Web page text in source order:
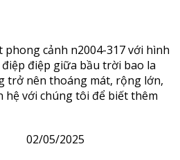
phong cảnh n2004-317 với hình
điệp giữa bầu trời bao la
trở nên thoáng mát, rộng lớn,
hệ với chúng tôi để biết thêm
02/05/2025